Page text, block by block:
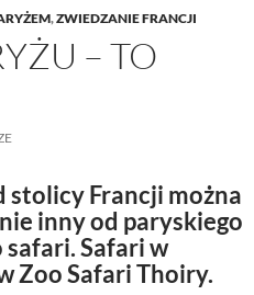
,ZWIEDZANIE FRANCJI
– TO
stolicy Francji można
inny od paryskiego
Safari w
Zoo Safari Thoiry.